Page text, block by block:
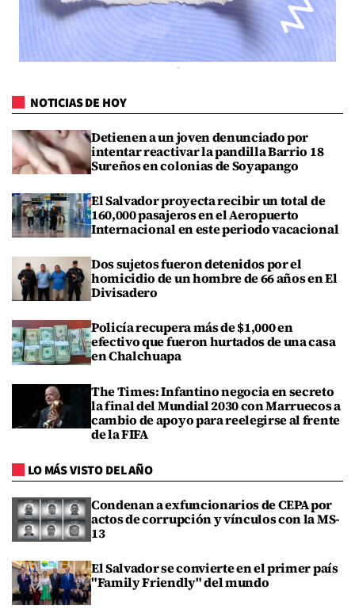
NOTICIAS DE HOY
Detienen a un joven denunciado por
intentar reactivar la pandilla Barrio 18
Sureños en colonias de Soyapango
El Salvador proyecta recibir un total de
160,000 pasajeros en el Aeropuerto
Internacional en este periodo vacacional
Dos sujetos fueron detenidos por el
homicidio de un hombre de 66 años en El
Divisadero
Policía recupera más de $1,000 en
efectivo que fueron hurtados de una casa
en Chalchuapa
The Times: Infantino negocia en secreto
la final del Mundial 2030 con Marruecos a
cambio de apoyo para reelegirse al frente
de la FIFA
LO MÁS VISTO DEL AÑO
Condenan a exfuncionarios de CEPA por
actos de corrupción y vínculos con la MS-
13
El Salvador se convierte en el primer país
"Family Friendly" del mundo